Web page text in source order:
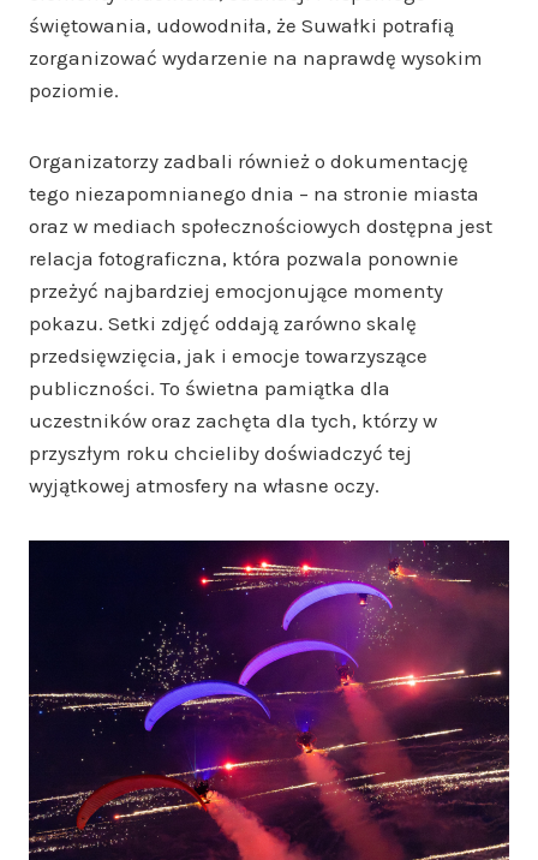
świętowania, udowodniła, że Suwałki potrafią
zorganizować wydarzenie na naprawdę wysokim
poziomie.
Organizatorzy zadbali również o dokumentację
tego niezapomnianego dnia – na stronie miasta
oraz w mediach społecznościowych dostępna jest
relacja fotograficzna, która pozwala ponownie
przeżyć najbardziej emocjonujące momenty
pokazu. Setki zdjęć oddają zarówno skalę
przedsięwzięcia, jak i emocje towarzyszące
publiczności. To świetna pamiątka dla
uczestników oraz zachęta dla tych, którzy w
przyszłym roku chcieliby doświadczyć tej
wyjątkowej atmosfery na własne oczy.